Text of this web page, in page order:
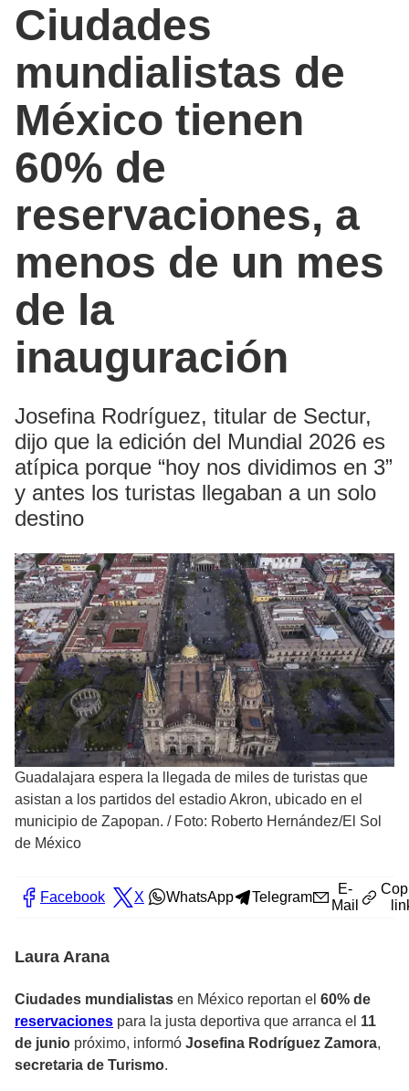
Ciudades
mundialistas de
México tienen
60% de
reservaciones, a
menos de un mes
de la
inauguración
Josefina Rodríguez, titular de Sectur,
dijo que la edición del Mundial 2026 es
atípica porque “hoy nos dividimos en 3”
y antes los turistas llegaban a un solo
destino
Guadalajara espera la llegada de miles de turistas que
asistan a los partidos del estadio Akron, ubicado en el
municipio de Zapopan. / Foto: Roberto Hernández/El Sol
de México
Facebook X WhatsApp Telegram
E-
Mail
Laura Arana
Ciudades mundialistas en México reportan el 60% de
reservaciones para la justa deportiva que arranca el 11
de junio próximo, informó Josefina Rodríguez Zamora,
secretaria de Turismo.